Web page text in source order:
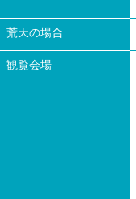
荒天の場合
観覧会場